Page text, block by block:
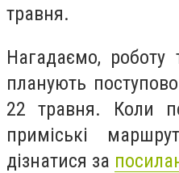
травня.
Нагадаємо, роботу
планують
22 травня. Коли
приміські
дізнатися за